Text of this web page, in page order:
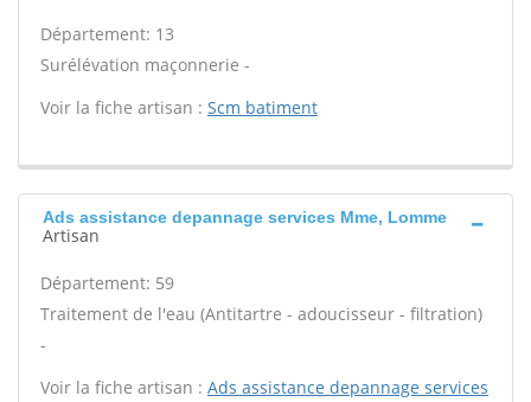
Département: 13
Surélévation maçonnerie -
Voir la fiche artisan : Scm batiment
Ads assistance depannage services Mme, Lomme
Artisan
Département: 59
Traitement de l'eau (Antitartre - adoucisseur - filtration)
-
Voir la fiche artisan : Ads assistance depannage services